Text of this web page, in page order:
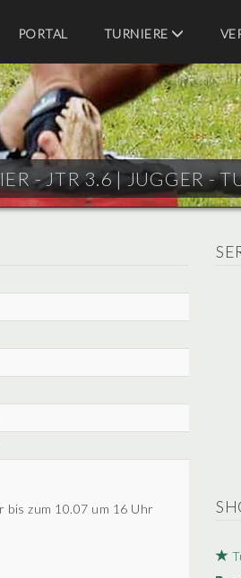
PORTAL
TURNIERE
- JTR 3.6 |JUGGER -
zum 10.07 um 16 Uhr